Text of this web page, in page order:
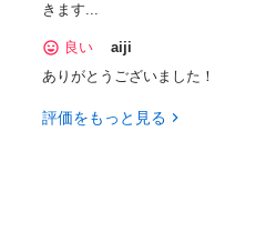
きます...
良い
aiji
ありがとうございました！
評価をもっと見る